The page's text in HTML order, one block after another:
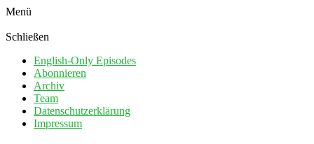
Menü
Schließen
English-Only Episodes
Abonnieren
Archiv
Team
Datenschutzerklärung
Impressum